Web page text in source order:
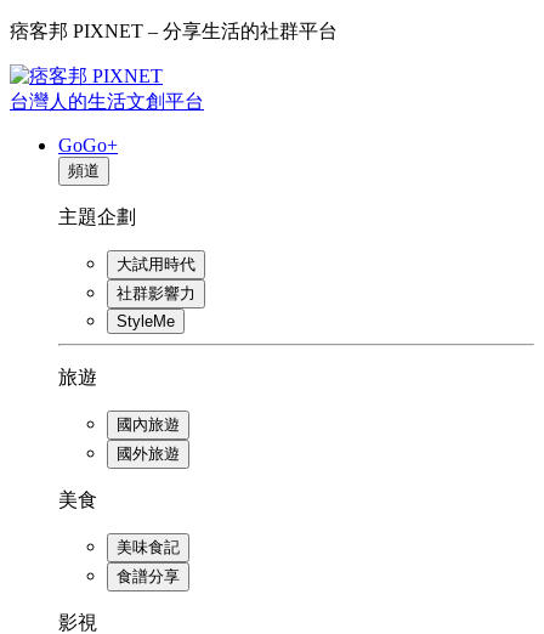
痞客邦 PIXNET – 分享生活的社群平台
台灣人的生活文創平台
GoGo+
頻道
主題企劃
大試用時代
社群影響力
StyleMe
旅遊
國內旅遊
國外旅遊
美食
美味食記
食譜分享
影視